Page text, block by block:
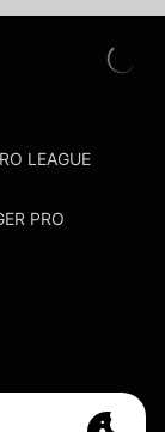
LEAGUE
PRO